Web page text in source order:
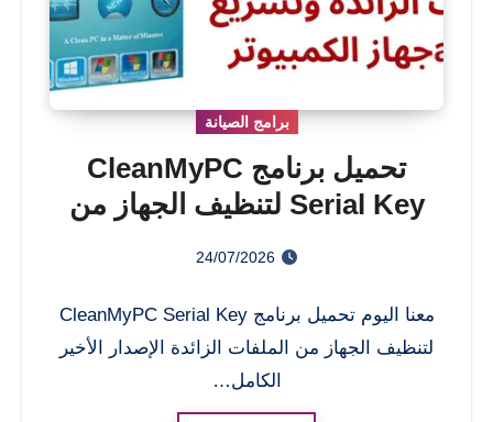
برامج الصيانة
تحميل برنامج CleanMyPC
Serial Key لتنظيف الجهاز من
24/07/2026
معنا اليوم تحميل برنامج CleanMyPC Serial Key
لتنظيف الجهاز من الملفات الزائدة الإصدار الأخير
الكامل…